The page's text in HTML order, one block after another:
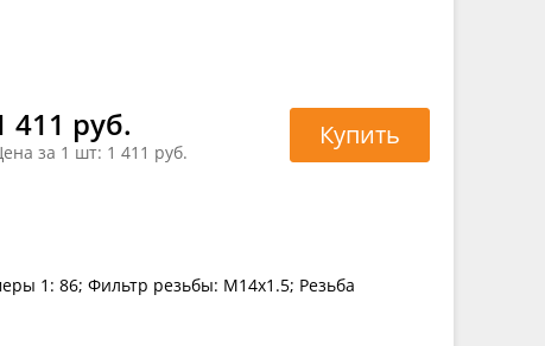
411 руб.
за 1 шт: 1 411 руб.
Купить
1: 86; Фильтр резьбы: M14x1.5; Резьба